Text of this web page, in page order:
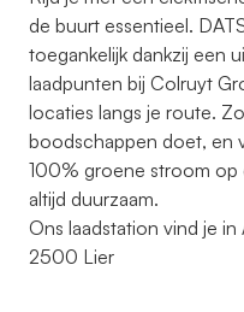
de buurt essentieel.
toegankelijk dankzij een
laadpunten bij Colruyt
locaties langs je route.
boodschappen doet, en
100% groene stroom op
altijd duurzaam.
Ons laadstation vind je
2500 Lier